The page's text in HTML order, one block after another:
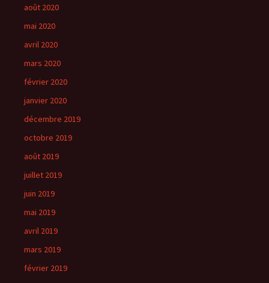
août 2020
mai 2020
avril 2020
mars 2020
février 2020
janvier 2020
décembre 2019
octobre 2019
août 2019
juillet 2019
juin 2019
mai 2019
avril 2019
mars 2019
février 2019